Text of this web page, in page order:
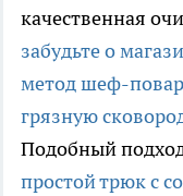
качественная
забудьте о
метод шеф-
грязную
Подобный
простой трюк с